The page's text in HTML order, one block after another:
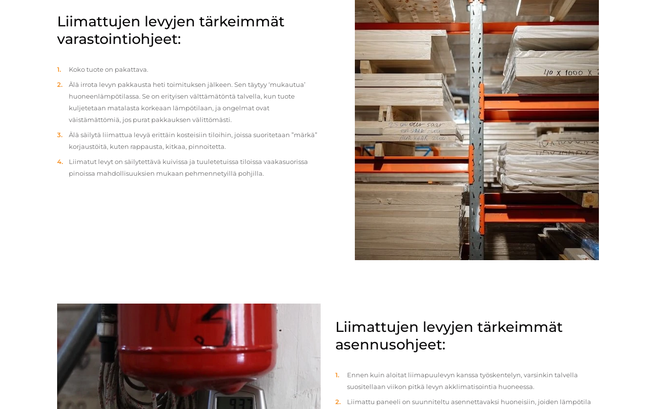
Liimattujen levyjen tärkeimmät
varastointiohjeet:
Koko tuote on pakattava.
Älä irrota levyn pakkausta heti toimituksen jälkeen. Sen täytyy ‘mukautua’
huoneenlämpötilassa. Se on erityisen välttämätöntä talvella, kun tuote
kuljetetaan matalasta korkeaan lämpötilaan, ja ongelmat ovat
väistämättömiä, jos purat pakkauksen välittömästi.
Älä säilytä liimattua levyä erittäin kosteisiin tiloihin, joissa suoritetaan ”märkä”
korjaustöitä, kuten rappausta, kitkaa, pinnoitetta.
Liimatut levyt on säilytettävä kuivissa ja tuuletetuissa tiloissa vaakasuorissa
pinoissa mahdollisuuksien mukaan pehmennetyillä pohjilla.
Liimattujen levyjen tärkeimmät
asennusohjeet:
Ennen kuin aloitat liimapuulevyn kanssa työskentelyn, varsinkin talvella
suositellaan viikon pitkä levyn akklimatisointia huoneessa.
Liimattu paneeli on suunniteltu asennettavaksi huoneisiin, joiden lämpötila